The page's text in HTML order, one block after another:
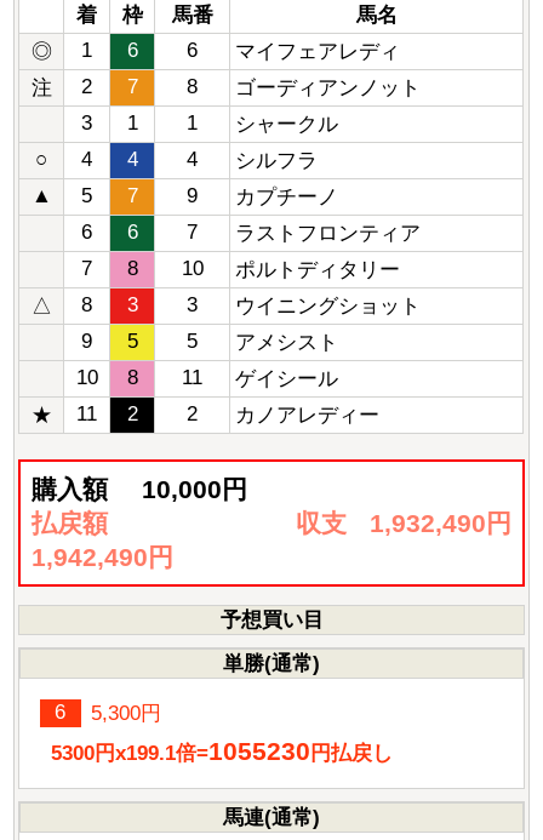
着
枠 馬番
馬名
◎
1 6 6
マイフェアレディ
注
2 7 8
ゴーディアンノット
3
1 1
シャークル
○
4 4 4
シルフラ
▲
5 7 9
カプチーノ
6
6 7
ラストフロンティア
7
8 10
ポルトディタリー
△
8 3 3
ウイニングショット
9
5 5
アメシスト
10
8 11
ゲイシール
★
11 2 2 カノアレディー
購入額
10,000円
払戻額
1,942,490円
収支 1,932,490円
予想買い目
単勝(通常)
6
5,300円
5300円x199.1倍=1055230 円払戻し
馬連(通常)